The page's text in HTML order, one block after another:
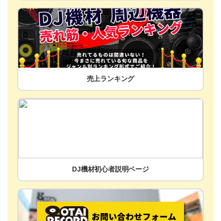
売上ランキング
DJ機材初心者説明ページ